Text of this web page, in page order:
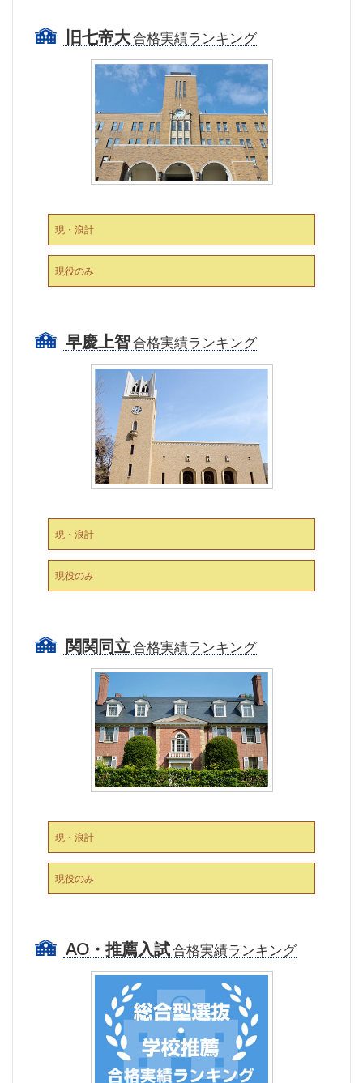
旧七帝大合格実績ランキング
現・浪計
現役のみ
早慶上智合格実績ランキング
現・浪計
現役のみ
関関同立合格実績ランキング
現・浪計
現役のみ
AO・推薦入試合格実績ランキング